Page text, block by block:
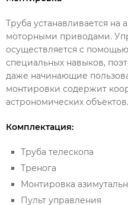
Труба устанавливается на
моторными приводами.
осуществляется с
специальных навыков,
даже начинающие
монтировки содержит
астрономических объектов.
Комплектация:
Труба телескопа
Тренога
Монтировка
Пульт управления